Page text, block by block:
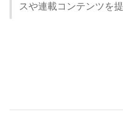
スや連載コンテンツを